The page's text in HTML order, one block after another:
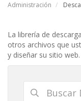
Administración
La librería de
otros archivos que
y diseñar su sitio web.